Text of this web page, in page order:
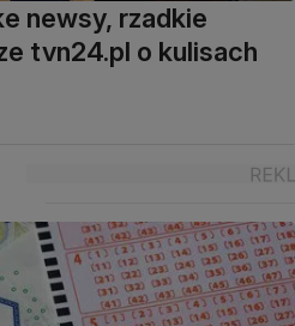
newsy, rzadkie
tvn24.pl o kulisach